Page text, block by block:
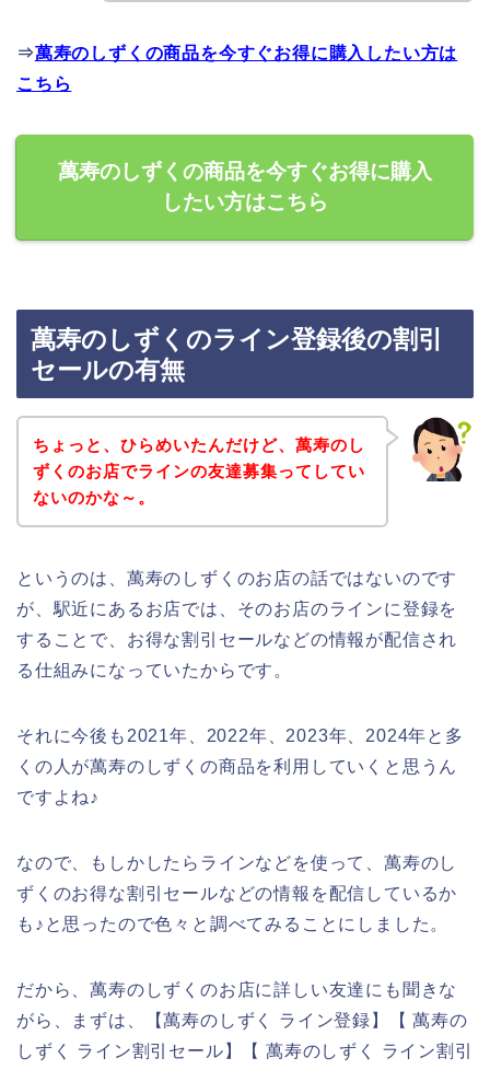
⇒萬寿のしずくの商品を今すぐお得に購入したい方は
こちら
萬寿のしずくの商品を今すぐお得に購入
したい方はこちら
萬寿のしずくのライン登録後の割引
セールの有無
ちょっと、ひらめいたんだけど、萬寿のし
ずくのお店でラインの友達募集ってしてい
ないのかな～。
というのは、萬寿のしずくのお店の話ではないのです
が、駅近にあるお店では、そのお店のラインに登録を
することで、お得な割引セールなどの情報が配信され
る仕組みになっていたからです。
それに今後も2021年、2022年、2023年、2024年と多
くの人が萬寿のしずくの商品を利用していくと思うん
ですよね♪
なので、もしかしたらラインなどを使って、萬寿のし
ずくのお得な割引セールなどの情報を配信しているか
も♪と思ったので色々と調べてみることにしました。
だから、萬寿のしずくのお店に詳しい友達にも聞きな
がら、まずは、【萬寿のしずく ライン登録】【 萬寿の
しずく ライン割引セール】【 萬寿のしずく ライン割引